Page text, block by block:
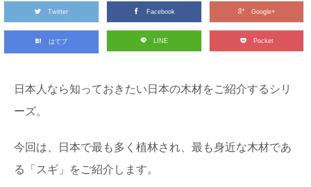
Twitter Facebook Google+
はてブ LINE Pocket
日本人なら知っておきたい日本の木材をご紹介するシリ
ーズ。
今回は、日本で最も多く植林され、最も身近な木材であ
る「スギ」をご紹介します。